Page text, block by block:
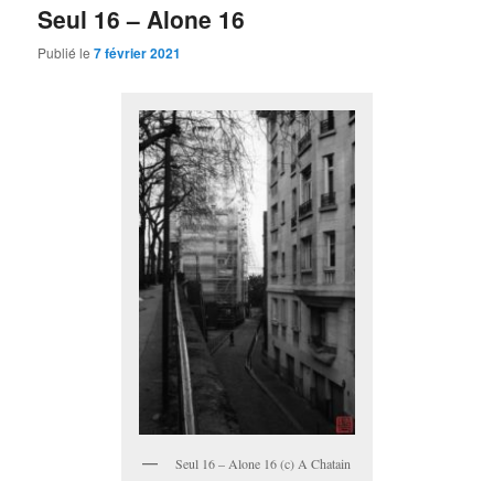
Seul 16 – Alone 16
Publié le7 février 2021
Seul 16 – Alone 16 (c) A Chatain